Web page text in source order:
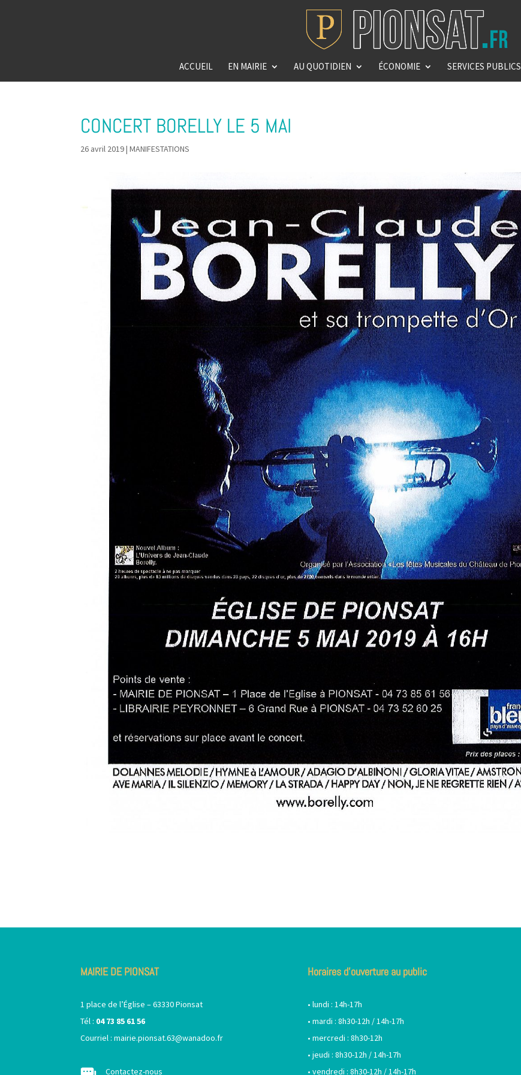
ACCUEIL EN MAIRIE AU QUOTIDIEN ÉCONOMIE SERVICES PUBLICS
CONCERT BORELLY LE 5 MAI
26 avril 2019|MANIFESTATIONS
MAIRIE DE PIONSAT
1 place de l’Église – 63330 Pionsat
Tél : 04 73 85 61 56
Courriel :mairie.pionsat.63@wanadoo.fr
Contactez-nous
Horaires d’ouverture au public
• lundi : 14h-17h
• mardi : 8h30-12h / 14h-17h
• mercredi : 8h30-12h
• jeudi : 8h30-12h / 14h-17h
• vendredi : 8h30-12h / 14h-17h